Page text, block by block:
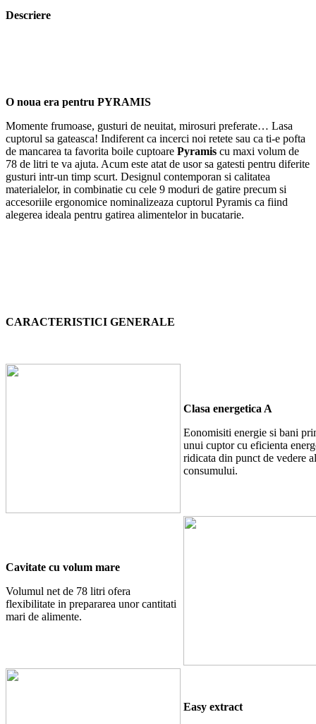
Descriere
O noua era pentru PYRAMIS
Momente frumoase, gusturi de neuitat, mirosuri preferate… Lasa
cuptorul sa gateasca! Indiferent ca incerci noi retete sau ca ti-e pofta
de mancarea ta favorita boile cuptoare Pyramis cu maxi volum de
78 de litri te va ajuta. Acum este atat de usor sa gatesti pentru diferite
gusturi intr-un timp scurt. Designul contemporan si calitatea
materialelor, in combinatie cu cele 9 moduri de gatire precum si
accesoriile ergonomice nominalizeaza cuptorul Pyramis ca fiind
alegerea ideala pentru gatirea alimentelor in bucatarie.
CARACTERISTICI GENERALE
Clasa energetica A
Eonomisiti energie si bani
unui cuptor cu eficienta
ridicata din punct de vedere al
consumului.
Cavitate cu volum mare
Volumul net de 78 litri ofera
flexibilitate in prepararea unor cantitati
mari de alimente.
Easy extract